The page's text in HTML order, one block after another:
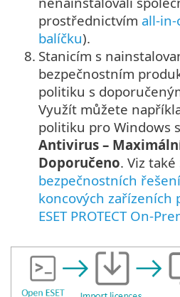
prostřednictvím all-
balíčku).
8. Stanicím s
bezpečnostním
politiku s
Využít můžete
politiku pro Windows
Antivirus –
Doporučeno. Viz také
bezpečnostních řešení
koncových zařízeních
ESET PROTECT On-